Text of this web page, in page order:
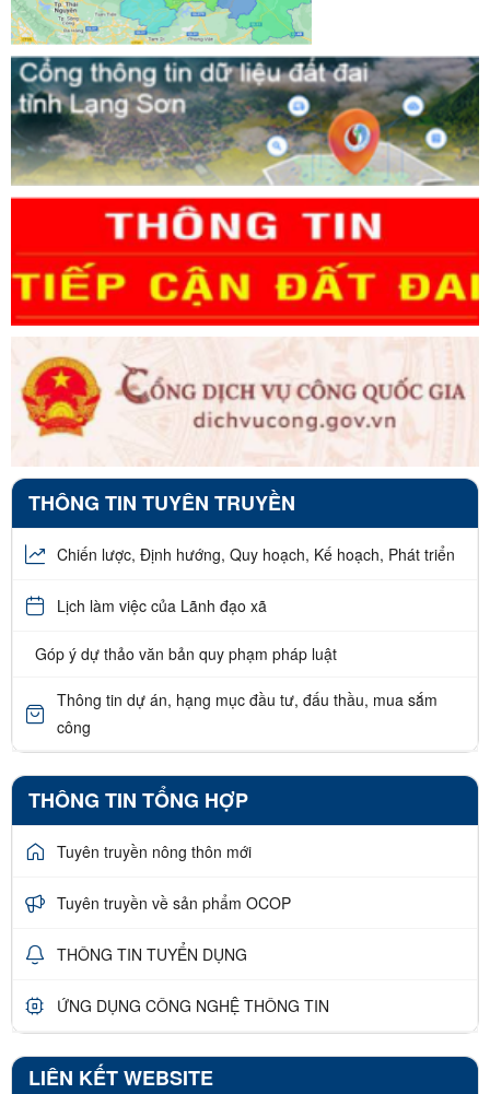
THÔNG TIN TUYÊN TRUYỀN
Chiến lược, Định hướng, Quy hoạch, Kế hoạch, Phát triển
Lịch làm việc của Lãnh đạo xã
Góp ý dự thảo văn bản quy phạm pháp luật
Thông tin dự án, hạng mục đầu tư, đấu thầu, mua sắm
công
THÔNG TIN TỔNG HỢP
Tuyên truyền nông thôn mới
Tuyên truyền về sản phẩm OCOP
THÔNG TIN TUYỂN DỤNG
ỨNG DỤNG CÔNG NGHỆ THÔNG TIN
LIÊN KẾT WEBSITE